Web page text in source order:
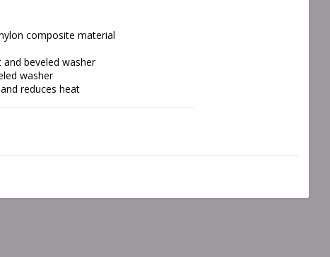
composite material
beveled washer
washer
reduces heat
than cast aluminum rim locks and